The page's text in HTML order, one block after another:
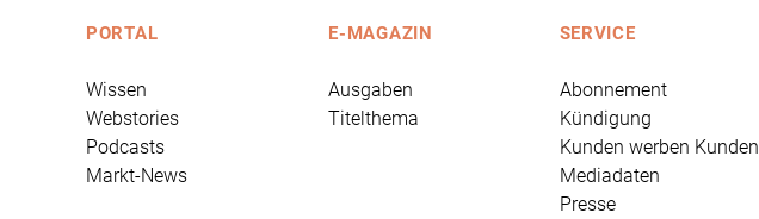
PORTAL
Wissen
Webstories
Podcasts
Markt-News
E-MAGAZIN
Ausgaben
Titelthema
SERVICE
Abonnement
Kündigung
Kunden werben Kunden
Mediadaten
Presse